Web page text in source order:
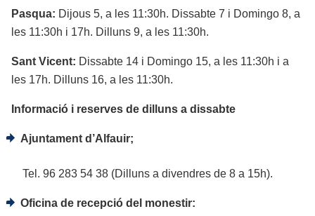
Pasqua: Dijous 5, a les 11:30h. Dissabte 7 i Domingo 8, a
les 11:30h i 17h. Dilluns 9, a les 11:30h.
Sant Vicent: Dissabte 14 i Domingo 15, a les 11:30h i a
les 17h. Dilluns 16, a les 11:30h.
Informació i reserves de dilluns a dissabte
Ajuntament d’Alfauir;
Tel. 96 283 54 38 (Dilluns a divendres de 8 a 15h).
Oficina de recepció del monestir: